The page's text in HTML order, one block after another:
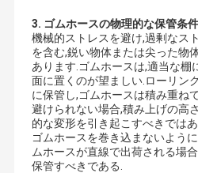
3. ゴムホースの物理的な保管条件
機械的ストレスを避け,過剰なス
を含む,鋭い物体または尖った物
あります.ゴムホースは,適当な棚
面に置くのが望ましい.ローリン
に保管し,ゴムホースは積み重ね
避けられない場合,積み上げの高
的な変形を引き起こすべきでは
ゴムホースを巻き込まないよう
ムホースが直線で出荷される場
保管すべきである.